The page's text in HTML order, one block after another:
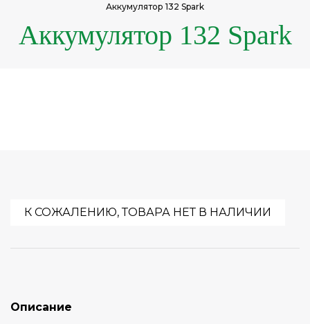
Аккумулятор 132 Spark
Аккумулятор 132 Spark
К СОЖАЛЕНИЮ, ТОВАРА НЕТ В НАЛИЧИИ
Описание